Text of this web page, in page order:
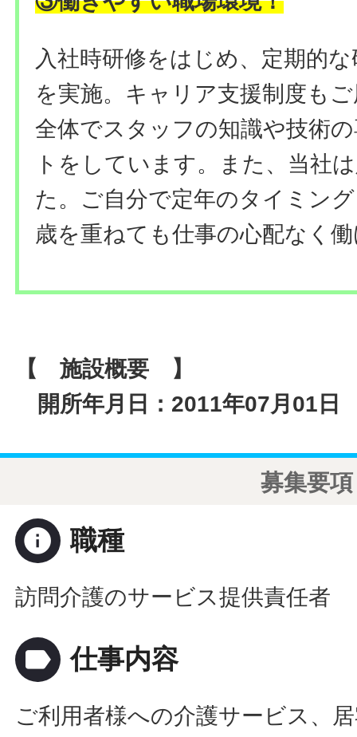
入社時研修をはじめ、定期的
を実施。キャリア支援制度も
全体でスタッフの知識や技術
トをしています。また、当社
た。ご自分で定年のタイミン
歳を重ねても仕事の心配なく
【 施設概要 】
開所年月日：2011年07月01日
募集要項
info 職種
訪問介護のサービス提供責任者
label 仕事内容
ご利用者様への介護サービス、